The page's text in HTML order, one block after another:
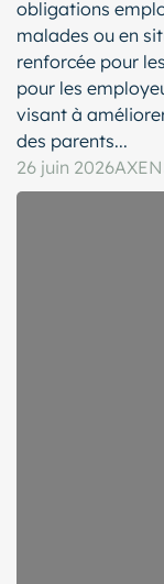
obligations
malades ou en
renforcée pour
pour les
visant à
des parents...
26 juin 2026